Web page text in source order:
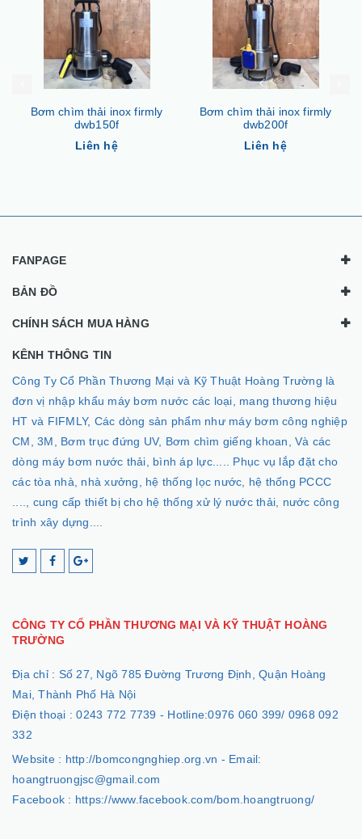
Bơm chìm thải inox firmly
dwb150f
Liên hệ
Bơm chìm thải inox firmly
dwb200f
Liên hệ
FANPAGE
BẢN ĐỒ
CHÍNH SÁCH MUA HÀNG
KÊNH THÔNG TIN
Công Ty Cổ Phần Thương Mại và Kỹ Thuật Hoàng Trường là
đơn vị nhập khẩu máy bơm nước các loại, mang thương hiệu
HT và FIFMLY, Các dòng sản phẩm như máy bơm công nghiệp
CM, 3M, Bơm trục đứng UV, Bơm chìm giếng khoan, Và các
dòng máy bơm nước thải, bình áp lực..... Phục vụ lắp đặt cho
các tòa nhà, nhà xưởng, hệ thống lọc nước, hệ thống PCCC
...., cung cấp thiết bị cho hệ thống xử lý nước thải, nước công
trình xây dựng....
CÔNG TY CỔ PHẦN THƯƠNG MẠI VÀ KỸ THUẬT HOÀNG
TRƯỜNG
Địa chỉ : Số 27, Ngõ 785 Đường Trương Định, Quận Hoàng
Mai, Thành Phố Hà Nội
Điện thoại :0243 772 7739 - Hotline:0976 060 399/ 0968 092
332
Website : http://bomcongnghiep.org.vn - Email:
hoangtruongjsc@gmail.com
Facebook : https://www.facebook.com/bom.hoangtruong/